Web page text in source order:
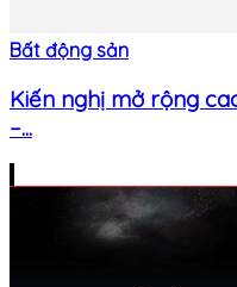
Bất động sản
Kiến nghị mở rộng
–...